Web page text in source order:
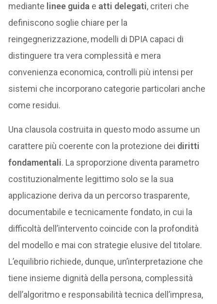
mediante linee guida e atti delegati, criteri che
definiscono soglie chiare per la
reingegnerizzazione, modelli di DPIA capaci di
distinguere tra vera complessità e mera
convenienza economica, controlli più intensi per
sistemi che incorporano categorie particolari anche
come residui.
Una clausola costruita in questo modo assume un
carattere più coerente con la protezione dei diritti
fondamentali. La sproporzione diventa parametro
costituzionalmente legittimo solo se la sua
applicazione deriva da un percorso trasparente,
documentabile e tecnicamente fondato, in cui la
difficoltà dell’intervento coincide con la profondità
del modello e mai con strategie elusive del titolare.
L’equilibrio richiede, dunque, un’interpretazione che
tiene insieme dignità della persona, complessità
dell’algoritmo e responsabilità tecnica dell’impresa,